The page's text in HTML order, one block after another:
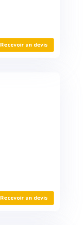
Recevoir un devis
Recevoir un devis